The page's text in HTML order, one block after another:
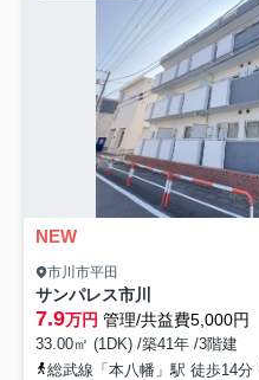
NEW
市川市平田
サンパレス市川
7.9万円 管理/共益費5,000円
33.00㎡ (1DK) /築41年 /3階建
総武線「本八幡」駅 徒歩14分